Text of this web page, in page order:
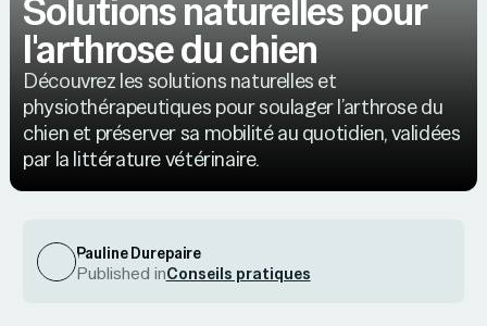
Solutions naturelles pour
l'arthrose du chien
Découvrez les solutions naturelles et
physiothérapeutiques pour soulager l’arthrose du
chien et préserver sa mobilité au quotidien, validées
par la littérature vétérinaire.
Pauline Durepaire
Published inConseils pratiques